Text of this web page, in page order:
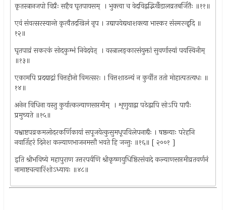
कृतस्त्रानजपो विप्रैः सहैव घृतपायसम् ‍ । भुक्त्वा च वेदविद्वद्भिर्खैडालव्रतबर्जितैः ॥११॥
एवं संवत्सरस्यान्ते कृत्वैतदखिलं नृप । उद्यापयेद्यथाशक्त्या भास्कर संस्मरन्हृदि ॥
१२॥
घृतपाव्रं सकरकं सोदकुम्भं निवेदयेत् ‍ । वस्त्रालङ्कारसंयुक्तां सुवर्णास्यां पयस्विनीम् ‍
॥१३॥
एकामपि प्रदद्याद्नां वित्तहीनो विमत्सरः । वित्तशाठन्यं न कुर्वीत ततो मोहात्पतत्यधः ॥
१४॥
अनेन विधिना यस्तु कुर्यात्कल्याणसप्तमीम् ‍ । शृणुयाद्वा पठेद्वापि सोऽपि पापैः
प्रमुच्यते ॥१५॥
यश्वाष्टपव्रकमलोदरकर्णिकायां सपूजयेत्कुसुमधूपविलेपनाद्यैः । षष्ठन्याः परेहनि
नवार्तिहरं दिनेश कल्याणभाजनमसौ भवते हि जन्तुः ॥१६॥ [ २००१ ]
इति श्रीभविष्ये महापुराण उत्तरपर्वणि श्रीकृष्णयुधिष्ठिरसंवादे कल्याणसप्तमीव्रतवर्णनं
नामाष्टचत्वारिंशोऽध्यायः ॥४८॥